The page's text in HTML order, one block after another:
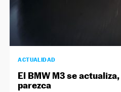
ACTUALIDAD
El BMW M3 se
parezca